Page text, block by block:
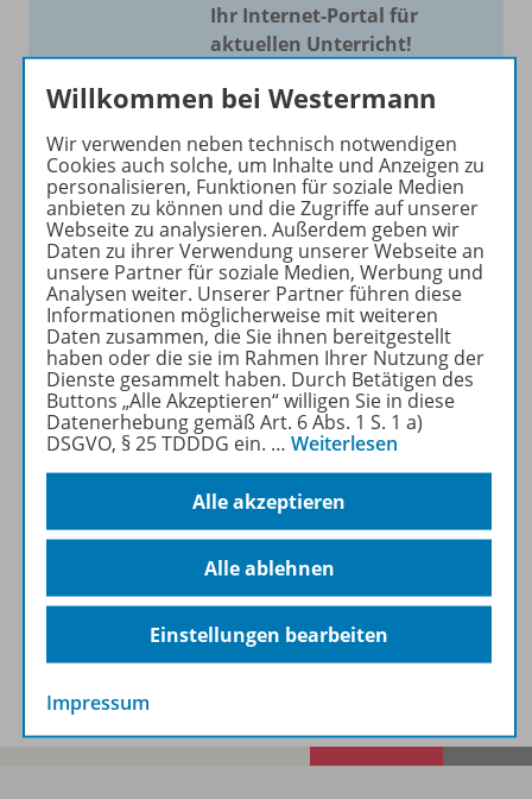
Ihr Internet-Portal für
aktuellen Unterricht!
Mit Schroedel aktuell bieten
Ihren Unterricht aktuell und
einfach zu gestalten. Jede
Woche drei bis vier
Neuerscheinungen mit
großem Online Archiv.
Mehr erfahren
Informationen
Spar-Pakete
Willkommen bei Westermann
Wir verwenden neben technisch notwendigen
Cookies auch solche, um Inhalte und Anzeigen zu
personalisieren, Funktionen für soziale Medien
anbieten zu können und die Zugriffe auf unserer
Webseite zu analysieren. Außerdem geben wir
Daten zu ihrer Verwendung unserer Webseite an
unsere Partner für soziale Medien, Werbung und
Analysen weiter. Unserer Partner führen diese
Informationen möglicherweise mit weiteren
Daten zusammen, die Sie ihnen bereitgestellt
haben oder die sie im Rahmen Ihrer Nutzung der
Dienste gesammelt haben. Durch Betätigen des
Buttons „Alle Akzeptieren“ willigen Sie in diese
Datenerhebung gemäß Art. 6 Abs. 1 S. 1 a)
DSGVO, § 25 TDDDG ein. … Weiterlesen
Alle akzeptieren
Alle ablehnen
Einstellungen bearbeiten
Impressum